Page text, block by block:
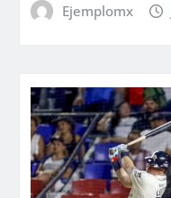
Ejemplomx